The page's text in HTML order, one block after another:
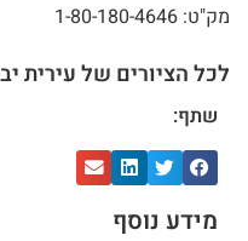
מק"ט: 1-80-180-4646
לכל הציורים של עירית
שתף:
מידע נוסף